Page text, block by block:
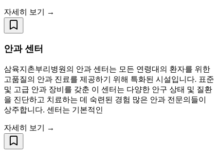
자세히 보기 →
안과 센터
삼육지촌부리병원의 안과 센터는 모든 연령대의 환자를 위한
고품질의 안과 진료를 제공하기 위해 특화된 시설입니다. 표준
및 고급 안과 장비를 갖춘 이 센터는 다양한 안구 상태 및 질환
을 진단하고 치료하는 데 숙련된 경험 많은 안과 전문의들이
상주합니다. 센터는 기본적인
자세히 보기 →